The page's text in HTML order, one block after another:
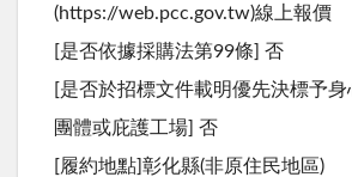
(https://web.pcc.gov.tw)線上報價
[是否依據採購法第99條] 否
[是否於招標文件載明優先決標予
團體或庇護工場] 否
[履約地點]彰化縣(非原住民地區)